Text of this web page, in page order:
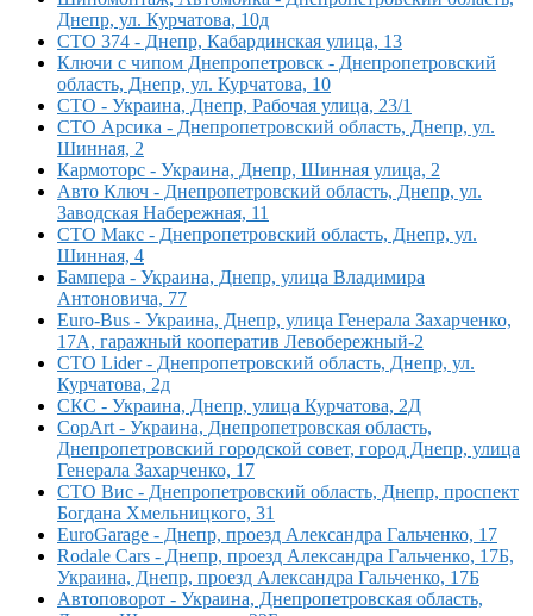
Днепр, ул. Курчатова, 10д
СТО 374 - Днепр, Кабардинская улица, 13
Ключи с чипом Днепропетровск - Днепропетровский
область, Днепр, ул. Курчатова, 10
СТО - Украина, Днепр, Рабочая улица, 23/1
СТО Арсика - Днепропетровский область, Днепр, ул.
Шинная, 2
Кармоторс - Украина, Днепр, Шинная улица, 2
Авто Ключ - Днепропетровский область, Днепр, ул.
Заводская Набережная, 11
СТО Макс - Днепропетровский область, Днепр, ул.
Шинная, 4
Бампера - Украина, Днепр, улица Владимира
Антоновича, 77
Euro-Bus - Украина, Днепр, улица Генерала Захарченко,
17А, гаражный кооператив Левобережный-2
СТО Lider - Днепропетровский область, Днепр, ул.
Курчатова, 2д
СКС - Украина, Днепр, улица Курчатова, 2Д
CopArt - Украина, Днепропетровская область,
Днепропетровский городской совет, город Днепр, улица
Генерала Захарченко, 17
СТО Вис - Днепропетровский область, Днепр, проспект
Богдана Хмельницкого, 31
EuroGarage - Днепр, проезд Александра Гальченко, 17
Rodale Cars - Днепр, проезд Александра Гальченко, 17Б,
Украина, Днепр, проезд Александра Гальченко, 17Б
Автоповорот - Украина, Днепропетровская область,